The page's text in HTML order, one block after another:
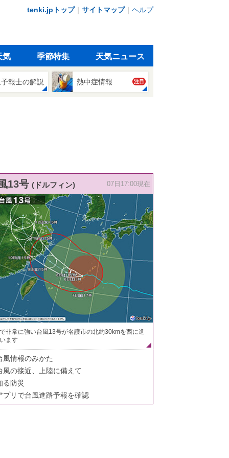
tenki.jpトップ｜ サイトマップ｜ ヘルプ
気 季節特集 天気ニュース
報士の解説 熱中症情報 注目
13号 (ドルフィン) 07日17:00現在
非常に強い台風13号が名護市の北約30kmを西に進
ます
風情報のみかた
風の接近、上陸に備えて
る防災
プリで台風進路予報を確認